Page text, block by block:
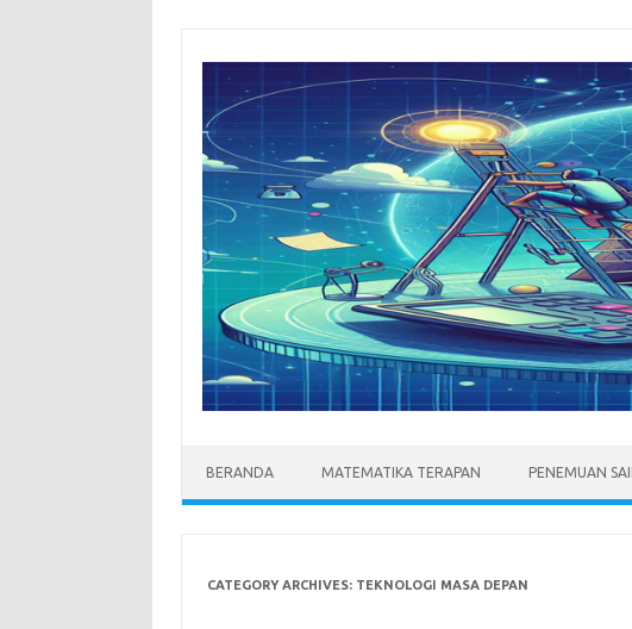
BERANDA MATEMATIKA TERAPAN PENEMUAN
CATEGORY ARCHIVES: TEKNOLOGI MASA DEPAN